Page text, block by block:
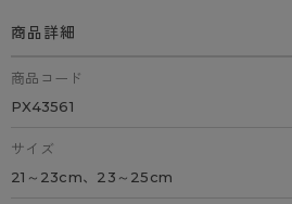
商品詳細
商品コード
PX43561
サイズ
21～23cm、23～25cm